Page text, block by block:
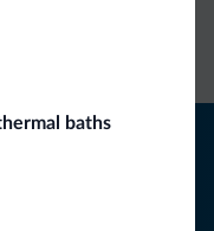
baths
Angebote und
den Dolomiten.